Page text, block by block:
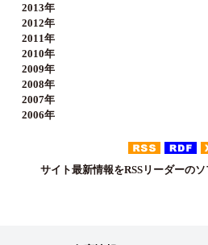
2013年
2012年
2011年
2010年
2009年
2008年
2007年
2006年
サイト最新情報をRSSリーダーのソ